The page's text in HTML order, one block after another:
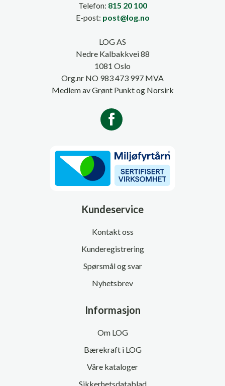
Telefon: 815 20 100
E-post: post@log.no
LOG AS
Nedre Kalbakkvei 88
1081 Oslo
Org.nr NO 983 473 997 MVA
Medlem av Grønt Punkt og Norsirk
Kundeservice
Kontakt oss
Kunderegistrering
Spørsmål og svar
Nyhetsbrev
Informasjon
Om LOG
Bærekraft i LOG
Våre kataloger
Sikkerhetsdatablad